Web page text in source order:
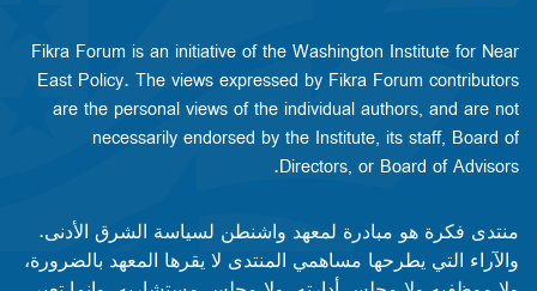
Fikra Forum is an initiative of the Washington Institute for Near
East Policy. The views expressed by Fikra Forum contributors
are the personal views of the individual authors, and are not
necessarily endorsed by the Institute, its staff, Board of
Directors, or Board of Advisors.​​
منتدى فكرة هو مبادرة لمعهد واشنطن لسياسة الشرق الأدنى.
والآراء التي يطرحها مساهمي المنتدى لا يقرها المعهد بالضرورة،